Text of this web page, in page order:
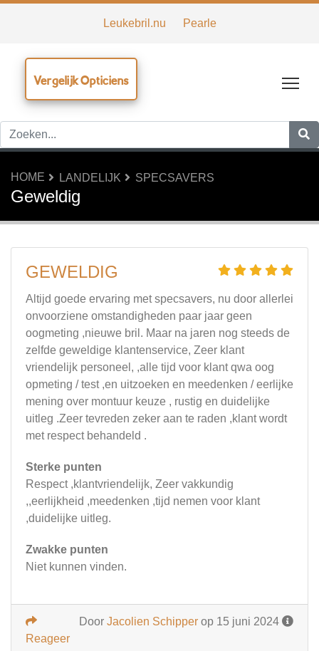
Leukebril.nu Pearle
Vergelijk Opticiens
HOME LANDELIJK SPECSAVERS
Geweldig
GEWELDIG
Altijd goede ervaring met specsavers, nu door allerlei
onvoorziene omstandigheden paar jaar geen
oogmeting ,nieuwe bril. Maar na jaren nog steeds de
zelfde geweldige klantenservice, Zeer klant
vriendelijk personeel, ,alle tijd voor klant qwa oog
opmeting / test ,en uitzoeken en meedenken / eerlijke
mening over montuur keuze , rustig en duidelijke
uitleg .Zeer tevreden zeker aan te raden ,klant wordt
met respect behandeld .
Sterke punten
Respect ,klantvriendelijk, Zeer vakkundig
,,eerlijkheid ,meedenken ,tijd nemen voor klant
,duidelijke uitleg.
Zwakke punten
Niet kunnen vinden.
Door Jacolien Schipper op 15 juni 2024
Reageer